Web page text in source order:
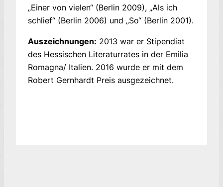
„Einer von vielen“ (Berlin 2009), „Als ich
schlief“ (Berlin 2006) und „So“ (Berlin 2001).
Auszeichnungen: 2013 war er Stipendiat
des Hessischen Literaturrates in der Emilia
Romagna/ Italien. 2016 wurde er mit dem
Robert Gernhardt Preis ausgezeichnet.